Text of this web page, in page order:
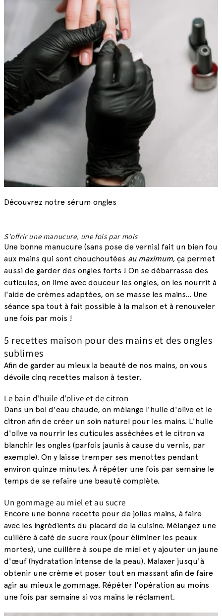
Découvrez notre sérum ongles
S'offrir une manucure, une fois par mois
Une bonne manucure (sans pose de vernis) fait un bien fou
aux mains qui sont chouchoutées au maximum, ça permet
aussi de garder des ongles forts ! On se débarrasse des
cuticules, on lime avec douceur les ongles, on les nourrit à
l'aide de crèmes adaptées, on se masse les mains… Une
séance spa tout à fait possible à la maison et à renouveler
une fois par mois !
5 recettes maison pour des mains et des ongles
sublimes
Afin de garder au mieux la beauté de nos mains, on vous
dévoile cinq recettes maison à tester.
Le bain d'huile d'olive et de citron
Dans un bol d'eau chaude, on mélange l'huile d'olive et le
citron afin de créer un soin naturel pour les mains. L'huile
d'olive va nourrir les cuticules asséchées et le citron va
blanchir les ongles (parfois jaunis à cause du vernis, par
exemple). On y laisse tremper ses menottes pendant
environ quinze minutes. À répéter une fois par semaine le
temps de se refaire une beauté complète.
Un gommage au miel et au sucre
Encore une bonne recette pour de jolies mains, à faire
avec les ingrédients du placard de la cuisine. Mélangez une
cuillère à café de sucre roux (pour éliminer les peaux
mortes), une cuillère à soupe de miel et y ajouter un jaune
d'œuf (hydratation intense de la peau). Malaxer jusqu'à
obtenir une crème et poser tout en massant afin de faire
agir au mieux le gommage. Répéter l'opération au moins
une fois par semaine si vos mains le réclament.